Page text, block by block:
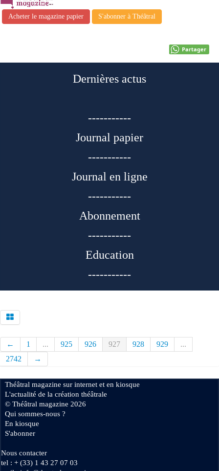
Acheter le magazine papier S'abonner à Théâtral
Partager
Dernières actus
-----------
Journal papier
-----------
Journal en ligne
-----------
Abonnement
-----------
Education
-----------
← 1 ... 925 926 927 928 929
...
2742
→
Théâtral magazine sur internet et en kiosque
L'actualité de la création théâtrale
© Théâtral magazine 2026
Qui sommes-nous ?
En kiosque
S'abonner
Nous contacter
tel : + (33) 1 43 27 07 03